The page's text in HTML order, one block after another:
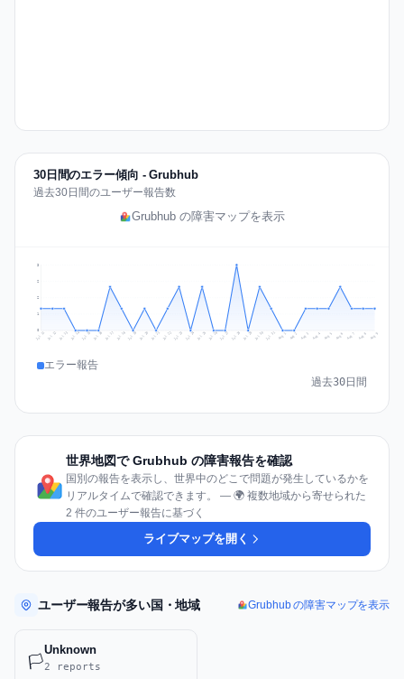
30日間のエラー傾向 - Grubhub
過去30日間のユーザー報告数
Grubhub の障害マップを表示
1
2
2
3
Jul 11 Jul 12 Jul 13 Jul 14 Jul 15 Jul 16 Jul 17 Jul 18 Jul 19 Jul 20 Jul 21 Jul 22 Jul 23 Jul 24 Jul 25 Jul 26 Jul 27 Jul 28 Jul 29 Jul 30 Jul 31 Aug 1 Aug 2 Aug 3 Aug 4 Aug 5 Aug 6 Aug 7 Aug 8 Aug 9
エラー報告
過去30日間
世界地図で Grubhub の障害報告を確認
国別の報告を表示し、世界中のどこで問題が発生しているかを
リアルタイムで確認できます。 — 🌍 複数地域から寄せられた
2 件のユーザー報告に基づく
ライブマップを開く
ユーザー報告が多い国・地域 Grubhub の障害マップを表示
🏳️
Unknown
2 reports